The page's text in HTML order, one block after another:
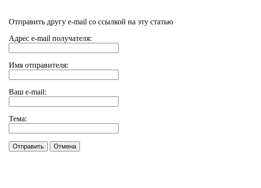
Отправить другу e-mail со ссылкой на эту статью
Адрес e-mail получателя:
Имя отправителя:
Ваш e-mail:
Тема:
Отправить Отмена